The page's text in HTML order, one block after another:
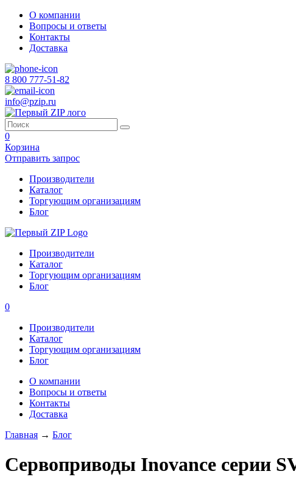
О компании
Вопросы и ответы
Контакты
Доставка
8 800 777-51-82
info@pzip.ru
0
Корзина
Отправить запрос
Производители
Каталог
Торгующим организациям
Блог
Производители
Каталог
Торгующим организациям
Блог
0
Производители
Каталог
Торгующим организациям
Блог
О компании
Вопросы и ответы
Контакты
Доставка
Главная → Блог
Сервоприводы Inovance серии